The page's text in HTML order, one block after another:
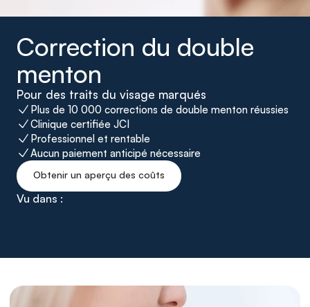
Correction du double
menton
Pour des traits du visage marqués
Plus de 10 000 corrections de double menton réussies
Clinique certifiée JCI
Professionnel et rentable
Aucun paiement anticipé nécessaire
Obtenir un aperçu des coûts
Vu dans :